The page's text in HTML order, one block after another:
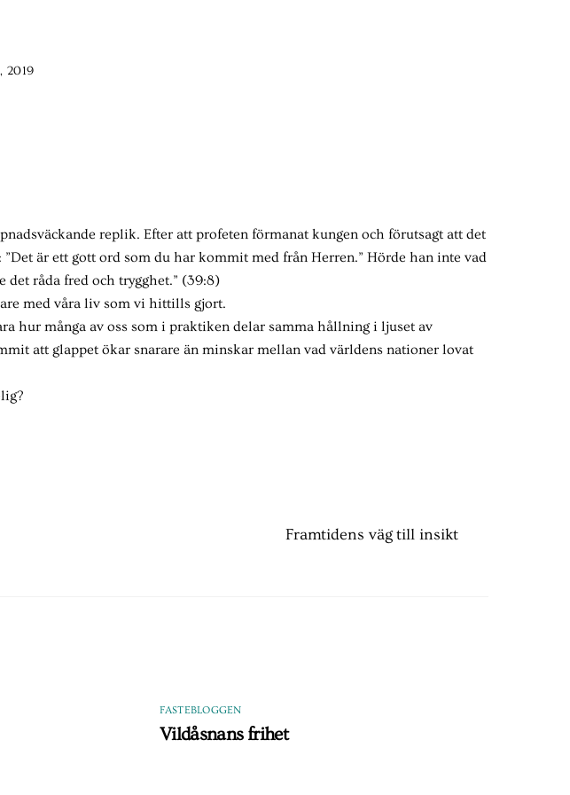
2019
replik. Efter att profeten förmanat kungen och förutsagt att det
är ett gott ord som du har kommit med från Herren.” Hörde han inte vad
det råda fred och trygghet.” (39:8)
med våra liv som vi hittills gjort.
hur många av oss som i praktiken delar samma hållning i ljuset av
att glappet ökar snarare än minskar mellan vad världens nationer lovat
Framtidens väg till insikt
FASTEBLOGGEN
Vildåsnans frihet